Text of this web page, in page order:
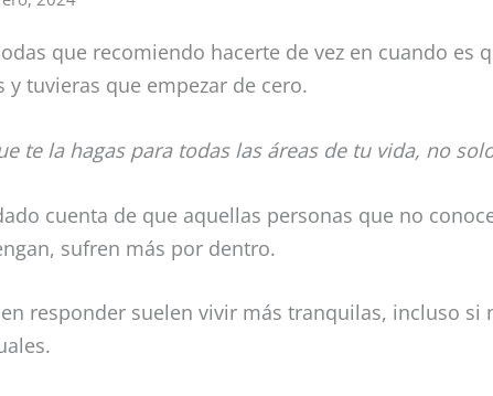
que recomiendo hacerte de vez en cuando es
tuvieras que empezar de cero.
te la hagas para todas las áreas de tu vida, no
cuenta de que aquellas personas que no
sufren más por dentro.
responder suelen vivir más tranquilas, incluso si